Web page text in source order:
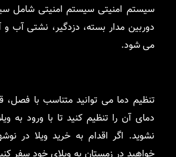
سیستم امنیتی سیستم امنیتی شامل
دوربین مدار بسته، دزدگیر، نشتی آب
می شود.
تنظیم دما می توانید متناسب با فصل،
دمای آن را تنظیم کنید تا با ورود به
نشوید. اگر اقدام به خرید ویلا در